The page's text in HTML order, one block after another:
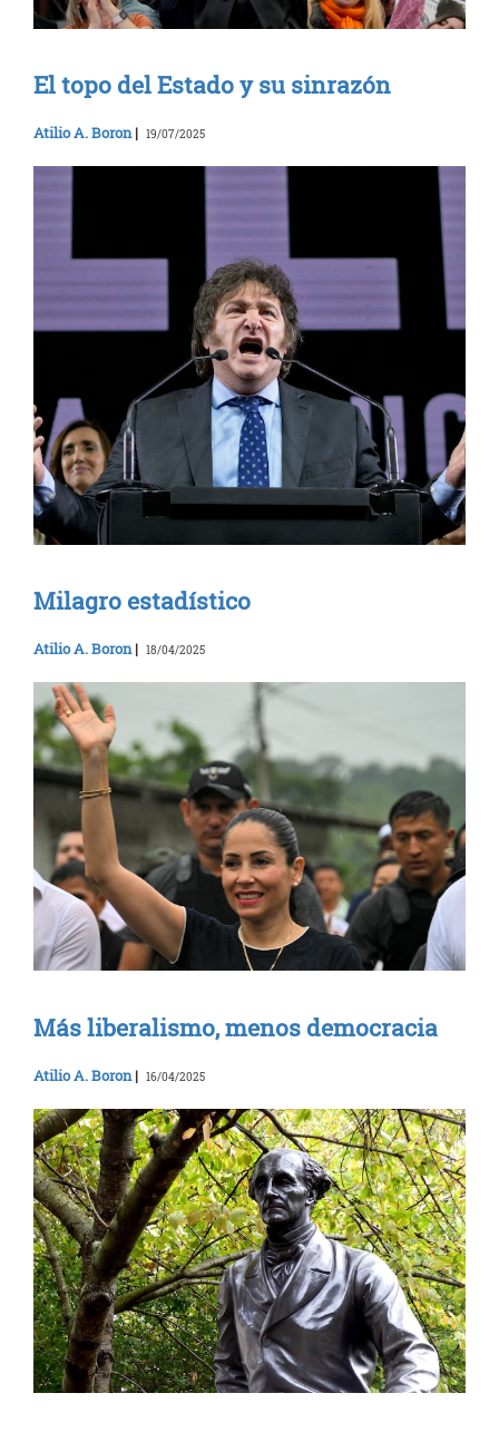
El topo del Estado y su sinrazón
Atilio A. Boron| 19/07/2025
Milagro estadístico
Atilio A. Boron| 18/04/2025
Más liberalismo, menos democracia
Atilio A. Boron| 16/04/2025